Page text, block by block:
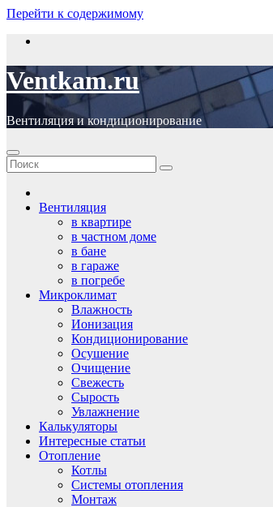
Перейти к содержимому
Ventkam.ru
Вентиляция и кондиционирование
Вентиляция
в квартире
в частном доме
в бане
в гараже
в погребе
Микроклимат
Влажность
Ионизация
Кондиционирование
Осушение
Очищение
Свежесть
Сырость
Увлажнение
Калькуляторы
Интересные статьи
Отопление
Котлы
Системы отопления
Монтаж